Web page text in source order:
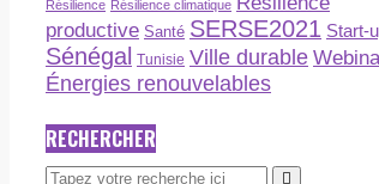
Résilience Résilience climatique
productive Santé SERSE2021 Start-
Sénégal Tunisie Ville durable
Énergies renouvelables
RECHERCHER